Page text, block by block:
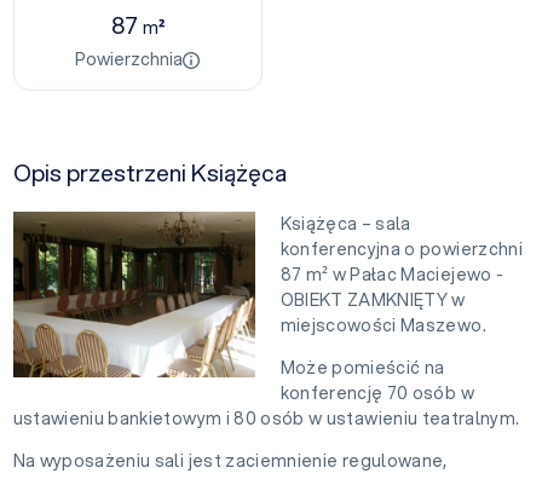
87 m²
Powierzchnia
Opis przestrzeni Książęca
Książęca – sala
konferencyjna o powierzchni
87 m² w Pałac Maciejewo -
OBIEKT ZAMKNIĘTY w
miejscowości Maszewo.
Może pomieścić na
konferencję 70 osób w
ustawieniu bankietowym i 80 osób w ustawieniu teatralnym.
Na wyposażeniu sali jest zaciemnienie regulowane,